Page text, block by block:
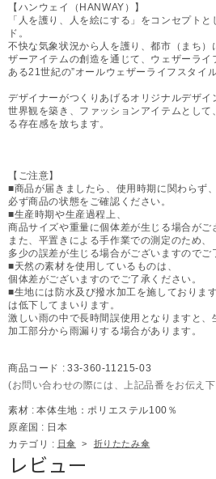
【ハンウェイ（HANWAY）】
「人を護り、人を絵にする」をコンセプト
ド。
不快な気象状況から人を護り、都市（まち）
ザーアイテムの創造を通じて、ウェザーライ
ある21世紀の”オールウェザーライフスタイ
デザイナーがつくりあげるオリジナルデザ
世界観を築き、ファッションアイテムとして
る存在感を放ちます。
【ご注意】
■商品が届きましたら、使用時期に関わらず、
必ず商品の状態をご確認ください。
■生産時期や生産過程上、
商品サイズや重量に個体差が生じる場合がご
また、平置きによる手作業での測定のため、
多少の誤差が生じる場合がございますのでご
■天然の素材を使用しているものは、
個体差がございますのでご了承ください。
■生地には防水及び撥水加工を施しておりま
は低下してまいります。
激しい雨の中で長時間誤使用となりますと
加工部分から雨漏りする場合があります。
商品コード : 33-360-11215-03
(お問い合わせの際には、上記品番をお伝え
素材 : 本体生地：ポリエステル100％
原産国 : 日本
カテゴリ : 日傘 > 折りたたみ傘
レビュー